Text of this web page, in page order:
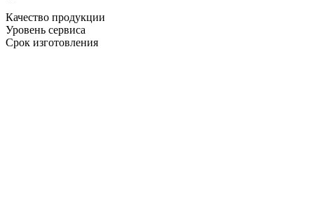
Качество продукции
Уровень сервиса
Срок изготовления